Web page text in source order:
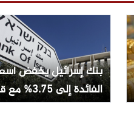
بنك إسرائيل يخفض
الفائدة إلى
الشيكل وتراجع التضخم